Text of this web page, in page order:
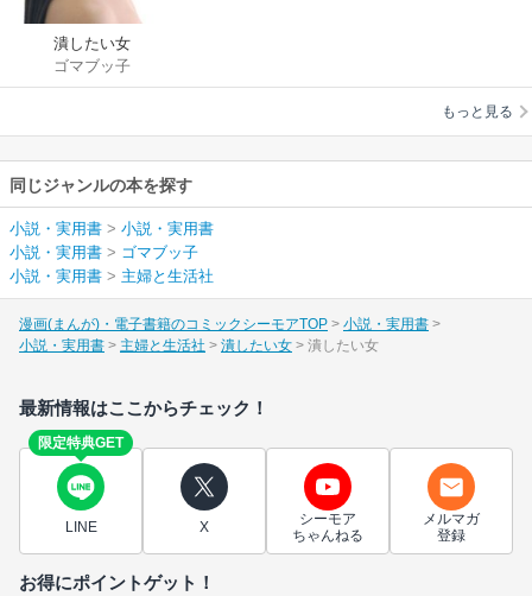
潰したい女
ゴマブッ子
もっと見る
同じジャンルの本を探す
小説・実用書 > 小説・実用書
小説・実用書 > ゴマブッ子
小説・実用書 > 主婦と生活社
漫画(まんが)・電子書籍のコミックシーモアTOP
小説・実用書
小説・実用書
主婦と生活社 潰したい女 潰したい女
最新情報はここからチェック！
限定特典GET
LINE X
シーモア
ちゃんねる
メルマガ
登録
お得にポイントゲット！